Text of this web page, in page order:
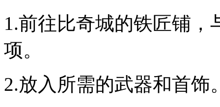
1.前往比奇城的铁匠铺
项。
2.放入所需的武器和首饰